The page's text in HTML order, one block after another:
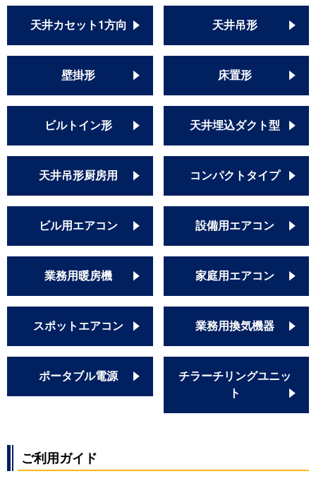
天井カセット1方向 天井吊形
壁掛形 床置形
ビルトイン形 天井埋込ダクト型
天井吊形厨房用 コンパクトタイプ
ビル用エアコン 設備用エアコン
業務用暖房機 家庭用エアコン
スポットエアコン 業務用換気機器
ポータブル電源
チラーチリングユニッ
ト
ご利用ガイド